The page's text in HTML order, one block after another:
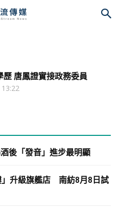
歷 唐鳳證實接政務委員
後「發音」進步最明顯
」升級旗艦店 南紡8月8日試